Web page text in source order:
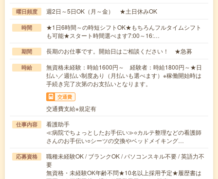
曜日頻度 週2日～5日OK（月～金） ★土日休みOK
時間
★1日6時間～の時短シフトOK★もちろんフルタイムシフト
も可能★スタート時間選べます7:00～16:…
期間 長期のお仕事です。開始日はご相談ください！ ★急募
時給
無資格未経験：時給1600円～ 経験者：時給1800円～★日
払い／週払い制度あり（月払いも選べます）※稼働開始時は
手続き完了次第のお支払いとなります。
交通費
交通費支給※規定有
仕事内容
看護助手
≪病院でちょっとしたお手伝い≫○カルテ整理などの看護師
さんのお手伝い○シーツの交換やベッドメイキング…
応募資格
職種未経験OK / ブランクOK / パソコンスキル不要 / 英語力不
要
無資格・未経験OK年齢不問★10名以上採用予定★履歴書は